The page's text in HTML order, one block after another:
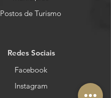
Postos de Turismo
Redes Sociais
Facebook
Instagram